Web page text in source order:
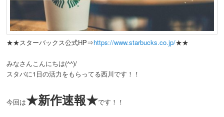
★★スターバックス公式HP⇒https://www.starbucks.co.jp/★★
みなさんこんにちは(^^)/
スタバに1日の活力をもらってる西川です！！
今回は★新作速報★です！！